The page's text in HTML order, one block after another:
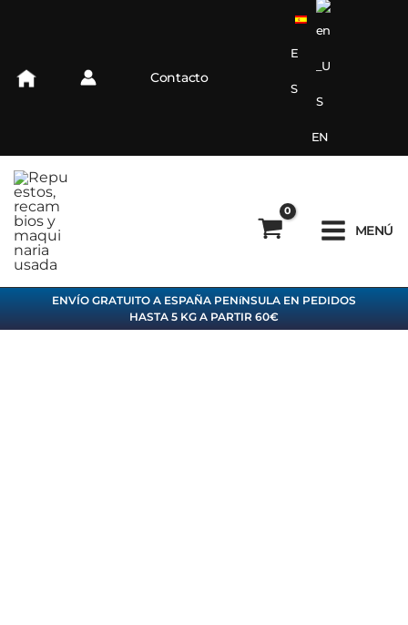
Contacto
E
S
EN
MENÚ
ENVÍO GRATUITO A ESPAÑA PENíNSULA EN PEDIDOS
HASTA 5 KG A PARTIR 60€